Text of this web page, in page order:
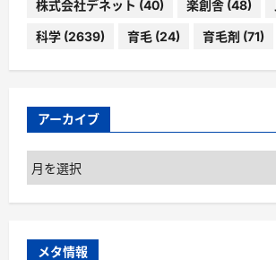
株式会社デネット (40) 楽創舎 (48)
科学 (2639) 育毛 (24) 育毛剤 (71)
アーカイブ
ア
ー
カ
ブ
メタ情報